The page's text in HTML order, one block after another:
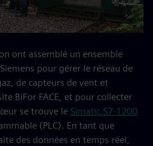
ont assemblé un ensemble
pour gérer le réseau de
de capteurs de vent et
BiFor FACE, et pour collecter
se trouve le Simatic S7-1200
(PLC). En tant que
des données en temps réel,